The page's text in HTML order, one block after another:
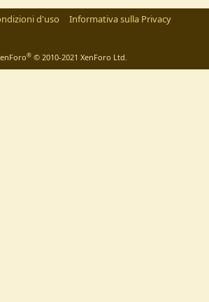
d'uso
Informativa sulla Privacy
® © 2010-2021 XenForo Ltd.